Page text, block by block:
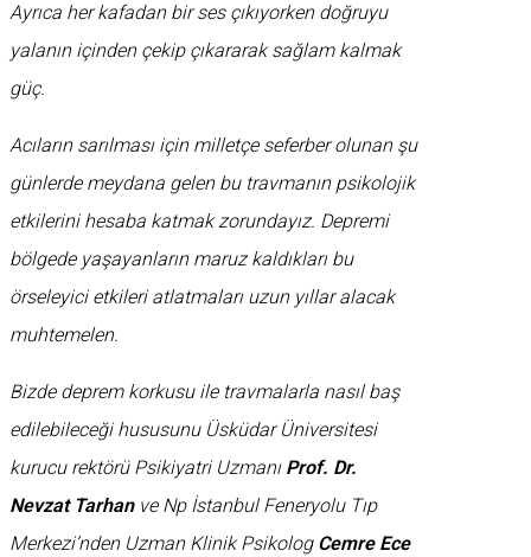
Ayrıca her kafadan bir ses çıkıyorken doğruyu
yalanın içinden çekip çıkararak sağlam kalmak
güç.
Acıların sarılması için milletçe seferber olunan şu
günlerde meydana gelen bu travmanın psikolojik
etkilerini hesaba katmak zorundayız. Depremi
bölgede yaşayanların maruz kaldıkları bu
örseleyici etkileri atlatmaları uzun yıllar alacak
muhtemelen.
Bizde deprem korkusu ile travmalarla nasıl baş
edilebileceği hususunu Üsküdar Üniversitesi
kurucu rektörü Psikiyatri Uzmanı Prof. Dr.
Nevzat Tarhanve Np İstanbul Feneryolu Tıp
Merkezi’nden Uzman Klinik Psikolog Cemre Ece